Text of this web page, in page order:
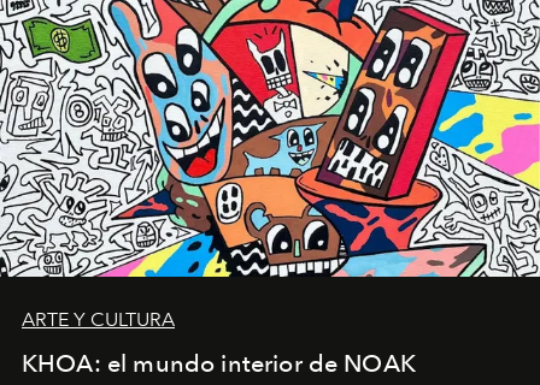
ARTE Y CULTURA
KHOA: el mundo interior de NOAK